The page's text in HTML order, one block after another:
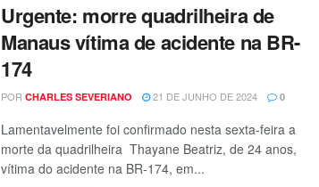
Urgente: morre quadrilheira de
Manaus vítima de acidente na BR-
174
POR CHARLES SEVERIANO 21 DE JUNHO DE 2024 0
Lamentavelmente foi confirmado nesta sexta-feira a
morte da quadrilheira Thayane Beatriz, de 24 anos,
vítima do acidente na BR-174, em...